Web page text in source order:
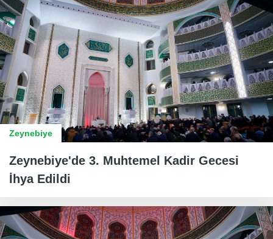
Zeynebiye
Zeynebiye'de 3. Muhtemel Kadir Gecesi
İhya Edildi